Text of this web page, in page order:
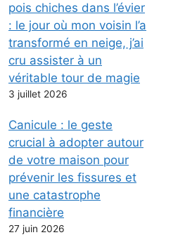
pois chiches dans l’évier
: le jour où mon voisin l’a
transformé en neige, j’ai
cru assister à un
véritable tour de magie
3 juillet 2026
Canicule : le geste
crucial à adopter autour
de votre maison pour
prévenir les fissures et
une catastrophe
financière
27 juin 2026